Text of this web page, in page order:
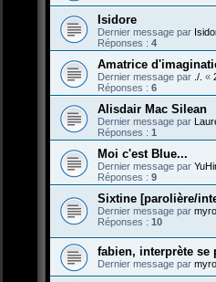
Isidore
Dernier message par
Réponses : 4
Amatrice
Dernier message par ./. «
Réponses : 6
Alisdair Mac Silean
Dernier message par
Réponses : 1
Moi c'est Blue...
Dernier message par
Réponses : 9
Sixtine [parolière/
Dernier message par
Réponses : 10
fabien, interprète se
Dernier message par